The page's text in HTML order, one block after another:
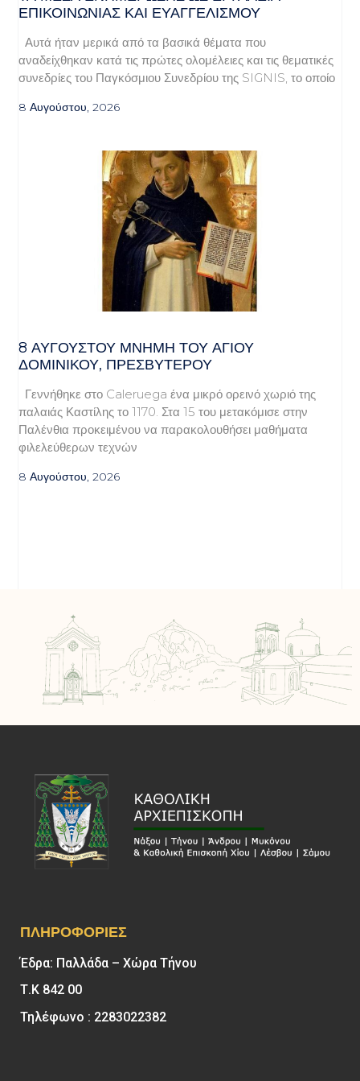
ΕΠΙΚΟΙΝΩΝΊΑΣ ΚΑΙ ΕΥΑΓΓΕΛΙΣΜΟΎ
Αυτά ήταν μερικά από τα βασικά θέματα που
αναδείχθηκαν κατά τις πρώτες ολομέλειες και τις θεματικές
συνεδρίες του Παγκόσμιου Συνεδρίου της SIGNIS, το οποίο
8 Αυγούστου, 2026
8 ΑΥΓΟΥΣΤΟΥ ΜΝΗΜΗ ΤΟΥ ΑΓΙΟΥ
ΔΟΜΙΝΙΚΟΥ, ΠΡΕΣΒΥΤΕΡΟΥ
Γεννήθηκε στο Caleruega ένα μικρό ορεινό χωριό της
παλαιάς Καστίλης το 1170. Στα 15 του μετακόμισε στην
Παλένθια προκειμένου να παρακολουθήσει μαθήματα
φιλελεύθερων τεχνών
8 Αυγούστου, 2026
ΠΛΗΡΟΦΟΡΊΕΣ
Έδρα: Παλλάδα – Χώρα Τήνου
Τ.Κ 842 00
Τηλέφωνο : 2283022382